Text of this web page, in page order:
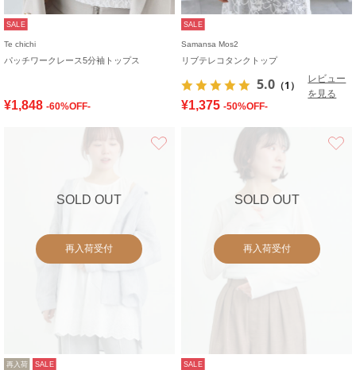
SALE
Te chichi
パッチワークレース5分袖トップス
¥1,848 -60%OFF-
SALE
Samansa Mos2
リブテレコタンクトップ
5.0 （1）
レビュー
を見る
¥1,375 -50%OFF-
SOLD OUT
再入荷受付
再入荷 SALE
SOLD OUT
再入荷受付
SALE